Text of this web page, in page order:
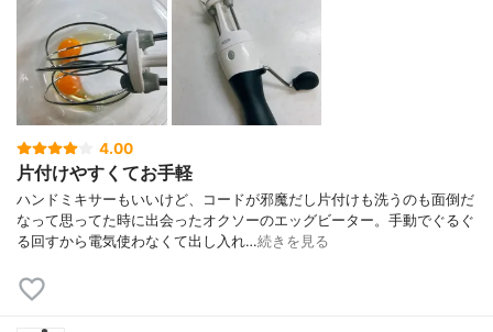
4.00
片付けやすくてお手軽
ハンドミキサーもいいけど、コードが邪魔だし片付けも洗うのも面倒だ
なって思ってた時に出会ったオクソーのエッグビーター。手動でぐるぐ
る回すから電気使わなくて出し入れ…続きを見る